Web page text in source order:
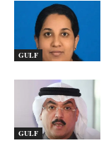
GULF
GULF